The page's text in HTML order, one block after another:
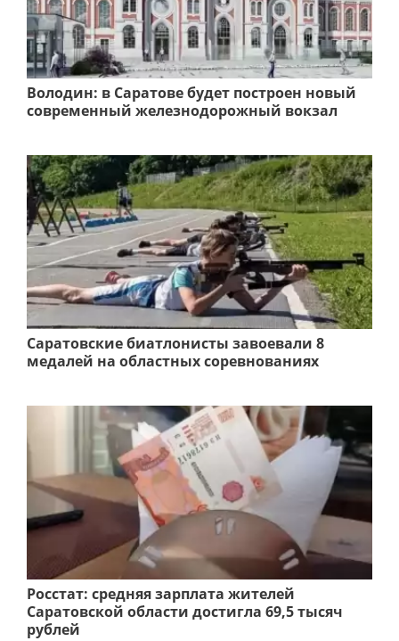
Володин: в Саратове будет построен новый
современный железнодорожный вокзал
Саратовские биатлонисты завоевали 8
медалей на областных соревнованиях
Росстат: средняя зарплата жителей
Саратовской области достигла 69,5 тысяч
рублей